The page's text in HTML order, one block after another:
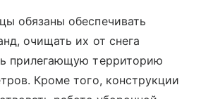
обязаны обеспечивать
очищать их от снега
прилегающую территорию
Кроме того, конструкции